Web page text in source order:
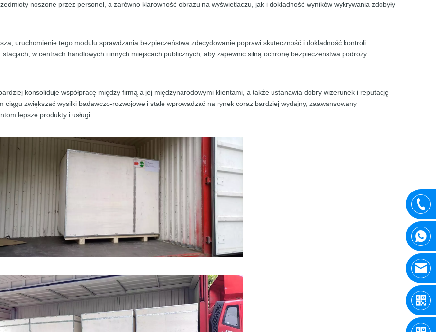
noszone przez personel, a zarówno klarowność obrazu na wyświetlaczu, jak i dokładność wyników wykrywania zdobyły
uruchomienie tego modułu sprawdzania bezpieczeństwa zdecydowanie poprawi skuteczność i dokładność kontroli
w centrach handlowych i innych miejscach publicznych, aby zapewnić silną ochronę bezpieczeństwa podróży
konsoliduje współpracę między firmą a jej międzynarodowymi klientami, a także ustanawia dobry wizerunek i reputację
zwiększać wysiłki badawczo-rozwojowe i stale wprowadzać na rynek coraz bardziej wydajny, zaawansowany
lepsze produkty i usługi